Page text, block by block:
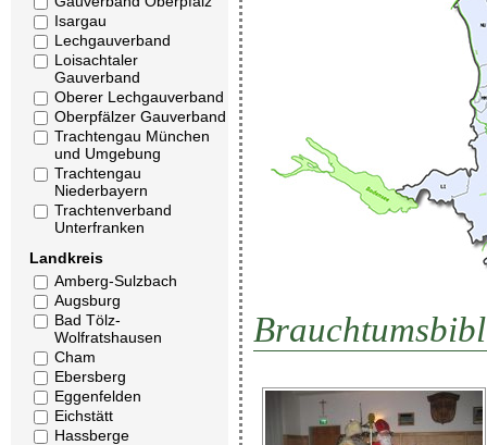
Isargau
Lechgauverband
Loisachtaler
Gauverband
Oberer Lechgauverband
Oberpfälzer Gauverband
Trachtengau München
und Umgebung
Trachtengau
Niederbayern
Trachtenverband
Unterfranken
Landkreis
Amberg-Sulzbach
Augsburg
Bad Tölz-
Wolfratshausen
Cham
Ebersberg
Eggenfelden
Eichstätt
Hassberge